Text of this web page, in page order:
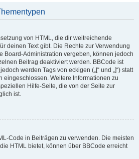
von HTML, die dir weitreichende
deinen Text gibt. Die Rechte zur Verwendung
Board-Administration vergeben, können jedoch
Beitrag deaktiviert werden. BBCode ist
werden Tags von eckigen („[“ und „]“) statt
eingeschlossen. Weitere Informationen zu
Hilfe-Seite, die von der Seite zur
ist.
Code in Beiträgen zu verwenden. Die meisten
HTML bietet, können über BBCode erreicht